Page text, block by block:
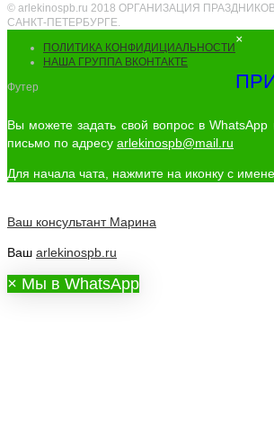
© arlekinospb.ru 2018 ОРГАНИЗАЦИЯ
САНКТ-ПЕТЕРБУРГЕ.
ПОЛИТИКА КОНФИДИЦИАЛЬНОСТИ
НАША ГРУППА ВКОНТАКТЕ
Футер
×
Вы можете задать свой вопрос в
письмо по адресу arlekinospb@mail.ru
Для начала чата, нажмите на иконку с
Ваш консультант Марина
Ваш arlekinospb.ru
× Мы в WhatsApp